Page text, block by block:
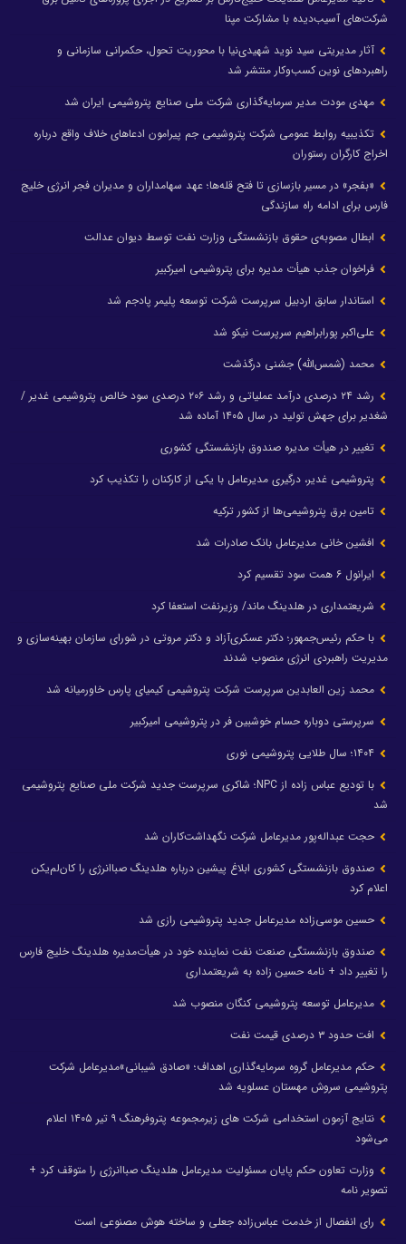
شرکت‌های آسیب‌دیده با مشارکت مپنا
آثار مدیریتی سید نوید شهیدی‌نیا با محوریت تحول، حکمرانی سازمانی و
راهبردهای نوین کسب‌وکار منتشر شد
مهدی مودت مدیر سرمایه‌گذاری شرکت ملی صنایع پتروشیمی ایران شد
تکذیبیه روابط عمومی شرکت پتروشیمی جم پیرامون ادعاهای خلاف واقع درباره
اخراج کارگران رستوران
«بفجر» در مسیر بازسازی تا فتح قله‌ها؛ عهد سهامداران و مدیران فجر انرژی خلیج
فارس برای ادامه راه سازندگی
ابطال مصوبه‌ی حقوق بازنشستگی وزارت نفت توسط دیوان عدالت
فراخوان جذب هیأت مدیره برای پتروشیمی امیرکبیر
استاندار سابق اردبیل سرپرست شرکت توسعه پلیمر پادجم شد
علی‌اکبر پورابراهیم سرپرست نیکو شد
محمد (شمس‌الله) جشنی درگذشت
رشد ۲۴ درصدی درآمد عملیاتی و رشد ۲۰۶ درصدی سود خالص پتروشیمی غدیر /
شغدیر برای جهش تولید در سال ۱۴۰۵ آماده شد
تغییر در هیأت مدیره صندوق بازنشستگی کشوری
پتروشیمی غدیر، درگیری مدیرعامل با یکی از کارکنان را تکذیب کرد
تامین برق پتروشیمی‌ها از کشور ترکیه
افشین خانی مدیرعامل بانک صادرات شد
ایرانول ۶ همت سود تقسیم کرد
شریعتمداری در هلدینگ ماند/ وزیرنفت استعفا کرد
با حکم رئیس‌جمهور؛ دکتر عسکری‌آزاد و دکتر مروتی در شورای سازمان بهینه‌سازی و
مدیریت راهبردی انرژی منصوب شدند
محمد زین العابدین سرپرست شرکت پتروشیمی کیمیای پارس خاورمیانه شد
سرپرستی دوباره حسام خوشبین فر در پتروشیمی امیرکبیر
با تودیع عباس زاده از NPC؛ شاکری سرپرست جدید شرکت ملی صنایع پتروشیمی
شد
حجت عبداله‌پور مدیرعامل شرکت نگهداشت‌کاران شد
صندوق بازنشستگی کشوری ابلاغ پیشین درباره هلدینگ صباانرژی را کان‌لم‌یکن
اعلام کرد
حسین موسی‌زاده مدیرعامل جدید پتروشیمی رازی شد
صندوق بازنشستگی صنعت نفت نماینده خود در هیأت‌مدیره هلدینگ خلیج فارس
را تغییر داد + نامه حسین زاده به شریعتمداری
مدیرعامل توسعه پتروشیمی کنگان منصوب شد
افت حدود ۳ درصدی قیمت نفت
حکم مدیرعامل گروه سرمایه‌گذاری اهداف؛ «صادق شیبانی»مدیرعامل شرکت
پتروشیمی سروش مهستان عسلویه شد
نتایج آزمون استخدامی شرکت های زیرمجموعه پتروفرهنگ ۹ تیر ۱۴۰۵ اعلام
می‌شود
وزارت تعاون حکم پایان مسئولیت مدیرعامل هلدینگ صباانرژی را متوقف کرد +
تصویر نامه
رای انفصال از خدمت عباس‌زاده جعلی و ساخته هوش مصنوعی است